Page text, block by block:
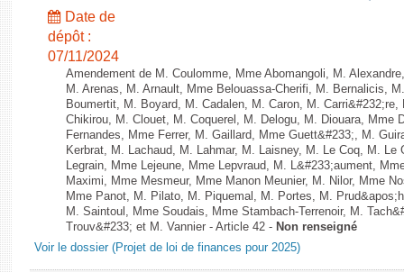
Date de
dépôt :
07/11/2024
Amendement de M. Coulomme, Mme Abomangoli, M.
M. Arenas, M. Arnault, Mme Belouassa-Cherifi, M. Bernalicis,
Boumertit, M. Boyard, M. Cadalen, M. Caron, M.
Chikirou, M. Clouet, M. Coquerel, M. Delogu, M. Diouara, Mme
Fernandes, Mme Ferrer, M. Gaillard, Mme Guett&#233;, M.
Kerbrat, M. Lachaud, M. Lahmar, M. Laisney, M. Le Coq, M. Le
Legrain, Mme Lejeune, Mme Lepvraud, M. L&#233;aument,
Maximi, Mme Mesmeur, Mme Manon Meunier, M. Nilor, Mme
Mme Panot, M. Pilato, M. Piquemal, M. Portes, M.
M. Saintoul, Mme Soudais, Mme Stambach-Terrenoir, M.
Trouv&#233; et M. Vannier - Article 42 - Non renseigné
Voir le dossier (Projet de loi de finances pour 2025)